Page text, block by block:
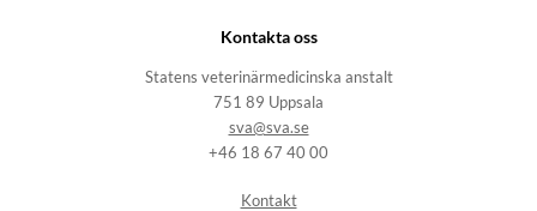
Kontakta oss
Statens veterinärmedicinska anstalt
751 89 Uppsala
sva@sva.se
+46 18 67 40 00
Kontakt